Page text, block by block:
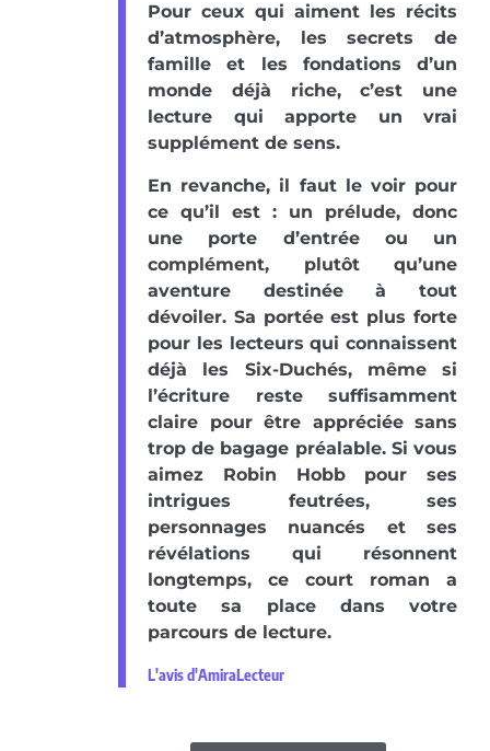
Pour ceux qui aiment les récits
d’atmosphère, les secrets de
famille et les fondations d’un
monde déjà riche, c’est une
lecture qui apporte un vrai
supplément de sens.
En revanche, il faut le voir pour
ce qu’il est : un prélude, donc
une porte d’entrée ou un
complément, plutôt qu’une
aventure destinée à tout
dévoiler. Sa portée est plus forte
pour les lecteurs qui connaissent
déjà les Six-Duchés, même si
l’écriture reste suffisamment
claire pour être appréciée sans
trop de bagage préalable. Si vous
aimez Robin Hobb pour ses
intrigues feutrées, ses
personnages nuancés et ses
révélations qui résonnent
longtemps, ce court roman a
toute sa place dans votre
parcours de lecture.
L'avis d'AmiraLecteur